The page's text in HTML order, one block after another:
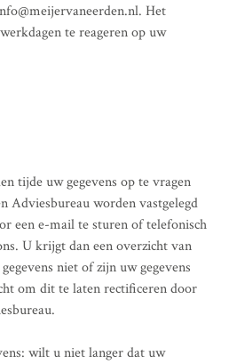
Het
te reageren op uw
tijde uw gegevens op te vragen
Adviesbureau worden vastgelegd
een e-mail te sturen of telefonisch
U krijgt dan een overzicht van
niet of zijn uw gegevens
om dit te laten rectificeren door
wilt u niet langer dat uw